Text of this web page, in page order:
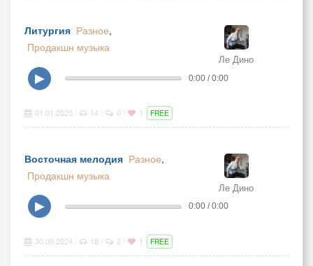
Литургия Разное,
Продакшн музыка
Ле Дино
▶ 0:00 / 0:00
01.01.2025 14 0 1 FREE
Восточная мелодия Разное,
Продакшн музыка
Ле Дино
▶ 0:00 / 0:00
30.09.2024 18 2 1 FREE